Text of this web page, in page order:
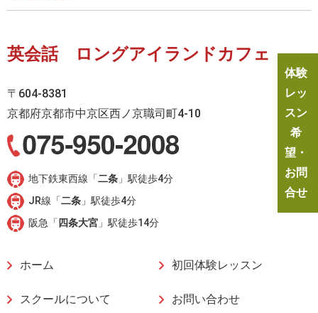
英会話 ロングアイランドカフェ
〒604-8381
京都府京都市中京区西ノ京職司町4-10
地下鉄東西線「二条 」駅徒歩4分
JR線「二条 」駅徒歩4分
阪急「 四条大宮 」駅徒歩14分
ホーム
スクールについて
初回体験レッスン
お問い合わせ
体験
レッ
スン
希
望・
お問
合せ